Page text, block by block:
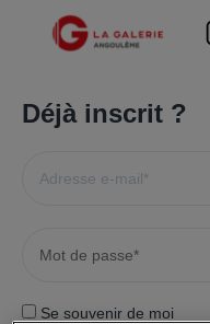
Déjà inscrit ?
Se souvenir de moi